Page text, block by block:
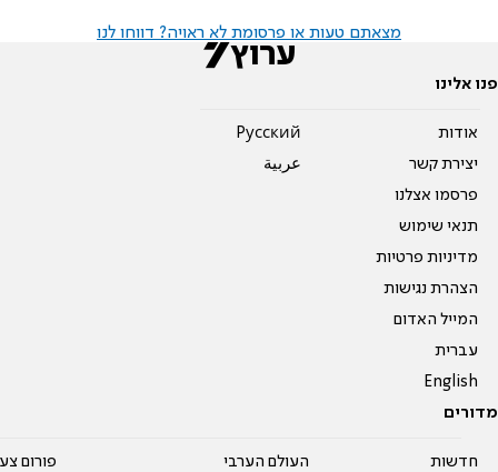
מצאתם טעות או פרסומת לא ראויה? דווחו לנו
פנו אלינו
אודות
יצירת קשר
פרסמו אצלנו
תנאי שימוש
מדיניות פרטיות
הצהרת נגישות
המייל האדום
עברית
English
Pусский
عربية
מדורים
חדשות
העולם הערבי
פורום